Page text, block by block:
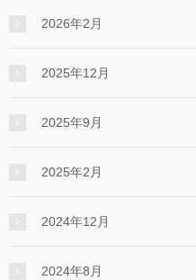
2026年2月
2025年12月
2025年9月
2025年2月
2024年12月
2024年8月